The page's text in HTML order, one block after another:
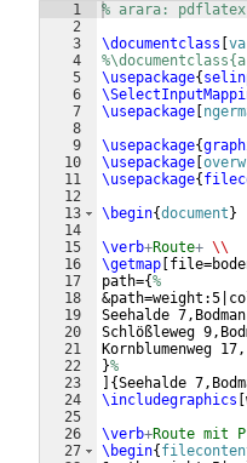
1
2
3
4
5
6
7
8
9
10
11
12
13
14
15
16
17
18
19
20
21
22
23
24
25
26
27
% arara:
\documentclass
\usepackage{
\usepackage
\usepackage{
\usepackage
\usepackage{
\begin{document }
\verb+Route+ \\
\getmap
path={%
Seehalde
Schlößleweg
Kornblumenweg
}%
{Seehalde
\includegraphics
\verb+Route mit
\begin{